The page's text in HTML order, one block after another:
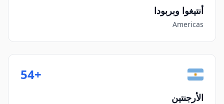
أنتيغوا وبربودا
Americas
+54
الأرجنتين